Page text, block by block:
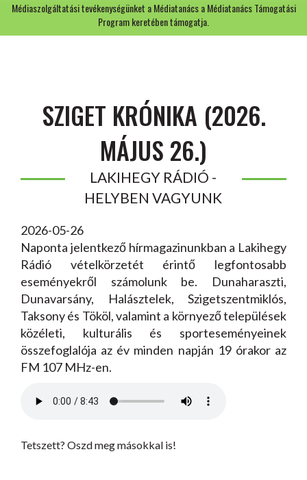
Médiaszolgáltatási tevékenységünket a Médiatanács a Médiatanács Támogatási
Program keretében támogatja.
SZIGET KRÓNIKA (2026.
MÁJUS 26.)
LAKIHEGY RÁDIÓ -
HELYBEN VAGYUNK
2026-05-26
Naponta jelentkező hírmagazinunkban a Lakihegy
Rádió vételkörzetét érintő legfontosabb
eseményekről számolunk be. Dunaharaszti,
Dunavarsány, Halásztelek, Szigetszentmiklós,
Taksony és Tököl, valamint a környező települések
közéleti, kulturális és sporteseményeinek
összefoglalója az év minden napján 19 órakor az
FM 107 MHz-en.
Tetszett? Oszd meg másokkal is!